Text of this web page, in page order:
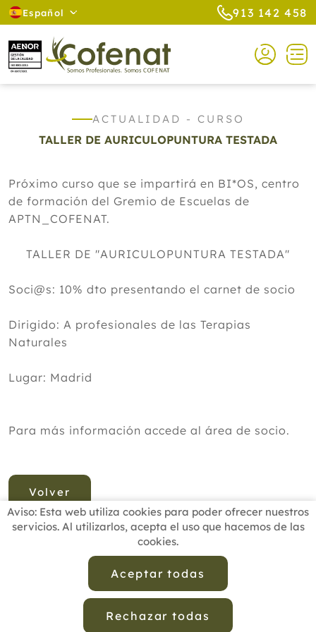
Español 913 142 458
ACTUALIDAD - CURSO
TALLER DE AURICULOPUNTURA TESTADA
Próximo curso que se impartirá en BI*OS, centro
de formación del Gremio de Escuelas de
APTN_COFENAT.
TALLER DE "AURICULOPUNTURA TESTADA"
Soci@s: 10% dto presentando el carnet de socio
Dirigido: A profesionales de las Terapias
Naturales
Lugar: Madrid
Para más información accede al área de socio.
Volver
Aviso: Esta web utiliza cookies para poder ofrecer nuestros
servicios. Al utilizarlos, acepta el uso que hacemos de las
cookies.
Aceptar todas
Rechazar todas
BUSCADOR PROFESIONALES
ESCUELAS RECOMENDADAS
CONTACTO
Política de Privacidad de Datos